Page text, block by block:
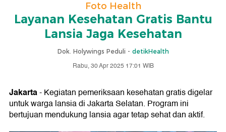
Foto Health
Layanan Kesehatan Gratis Bantu
Lansia Jaga Kesehatan
Dok. Holywings Peduli - detikHealth
Rabu, 30 Apr 2025 17:01 WIB
Jakarta- Kegiatan pemeriksaan kesehatan gratis digelar
untuk warga lansia di Jakarta Selatan. Program ini
bertujuan mendukung lansia agar tetap sehat dan aktif.